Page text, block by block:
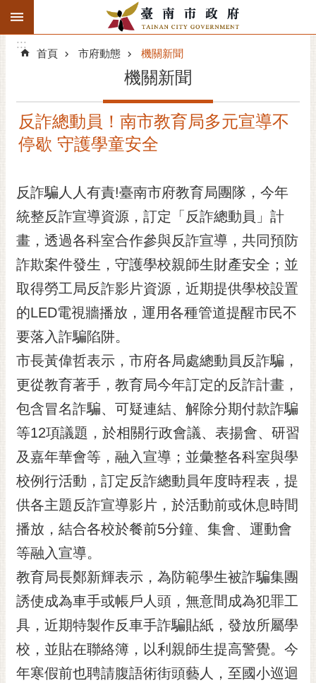
跳到主要內容區塊
搜
階
精彩府城
市府團隊
主題服務
市政資訊
市民互動
黃
偉
哲
螢
光
花
桐
花
祭
網
站
導
覽
訂
閱
RSS
訂
:::
:::
首頁 市府動態 機關新聞
機關新聞
反詐總動員！南市教育局多元宣導不
停歇 守護學童安全
反詐騙人人有責!臺南市府教育局團隊，今年
統整反詐宣導資源，訂定「反詐總動員」計
畫，透過各科室合作參與反詐宣導，共同預防
詐欺案件發生，守護學校親師生財產安全；並
取得勞工局反詐影片資源，近期提供學校設置
的LED電視牆播放，運用各種管道提醒市民不
要落入詐騙陷阱。
市長黃偉哲表示，市府各局處總動員反詐騙，
更從教育著手，教育局今年訂定的反詐計畫，
包含冒名詐騙、可疑連結、解除分期付款詐騙
等12項議題，於相關行政會議、表揚會、研習
及嘉年華會等，融入宣導；並彙整各科室與學
校例行活動，訂定反詐總動員年度時程表，提
供各主題反詐宣導影片，於活動前或休息時間
播放，結合各校於餐前5分鐘、集會、運動會
等融入宣導。
教育局長鄭新輝表示，為防範學生被詐騙集團
誘使成為車手或帳戶人頭，無意間成為犯罪工
具，近期特製作反車手詐騙貼紙，發放所屬學
校，並貼在聯絡簿，以利親師生提高警覺。今
年寒假前也聘請腹語術街頭藝人，至國小巡迴